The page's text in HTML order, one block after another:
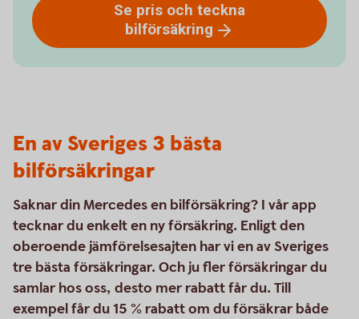
Se pris och teckna
bilförsäkring
En av Sveriges 3 bästa
bilförsäkringar
Saknar din Mercedes en bilförsäkring? I vår app
tecknar du enkelt en ny försäkring. Enligt den
oberoende jämförelsesajten har vi en av Sveriges
tre bästa försäkringar. Och ju fler försäkringar du
samlar hos oss, desto mer rabatt får du. Till
exempel får du 15 % rabatt om du försäkrar både